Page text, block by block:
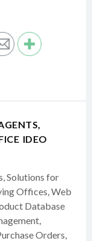
IDEO
Solutions for
Offices, Web
Database
Orders,